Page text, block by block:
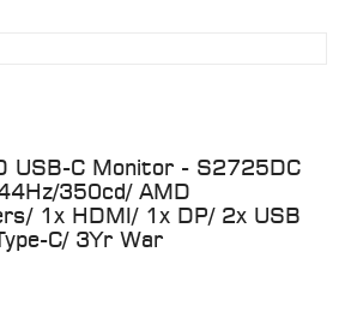
USB-C Monitor - S2725DC
350cd/ AMD
1x HDMI/ 1x DP/ 2x USB
C/ 3Yr War